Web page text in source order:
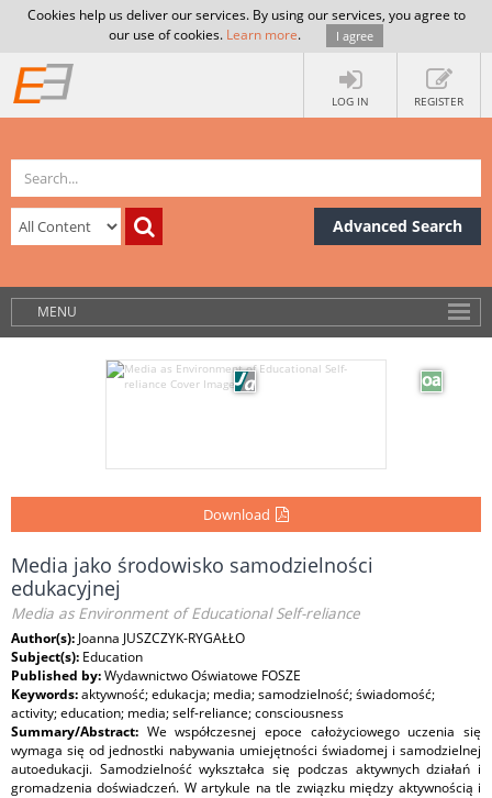
Cookies help us deliver our services. By using our services, you agree to
our use of cookies. Learn more. I agree
LOG IN REGISTER
Advanced Search
MENU
Download
Media jako środowisko samodzielności
edukacyjnej
Media as Environment of Educational Self-reliance
Author(s): Joanna JUSZCZYK-RYGAŁŁO
Subject(s): Education
Published by:Wydawnictwo Oświatowe FOSZE
Keywords:aktywność; edukacja; media; samodzielność; świadomość;
activity; education; media; self-reliance; consciousness
Summary/Abstract: We współczesnej epoce całożyciowego uczenia się
wymaga się od jednostki nabywania umiejętności świadomej i samodzielnej
autoedukacji. Samodzielność wykształca się podczas aktywnych działań i
gromadzenia doświadczeń. W artykule na tle związku między aktywnością i